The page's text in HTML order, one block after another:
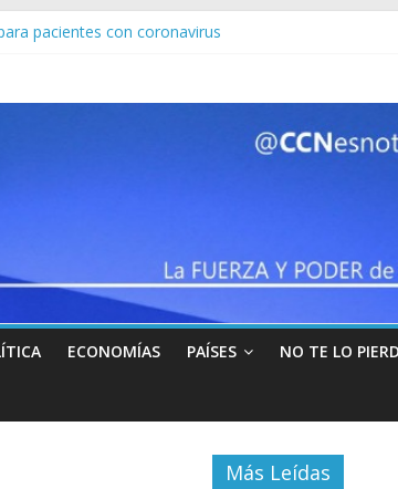
pacientes con coronavirus
estragos causados por el coronavirus
hay personas cooperando para la captura de
ECONOMÍAS PAÍSES NO TE LO
Más Leídas